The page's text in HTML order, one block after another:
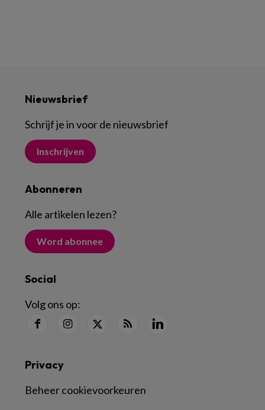
Nieuwsbrief
Schrijf je in voor de nieuwsbrief
Inschrijven
Abonneren
Alle artikelen lezen?
Word abonnee
Social
Volg ons op:
Privacy
Beheer cookievoorkeuren